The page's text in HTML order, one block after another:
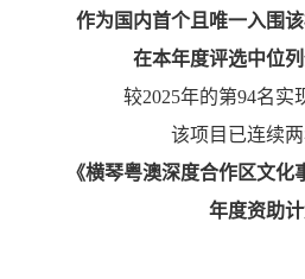
作为国内首个且唯一入围
在本年度评选中位
较2025年的第94名实
该项目已连续
《横琴粤澳深度合作区文化
年度资助计